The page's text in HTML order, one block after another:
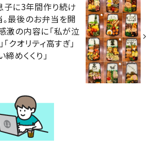
子に3年間作り続け
最後のお弁当を開
激の内容に「私が泣
「クオリティ高すぎ」
締めくくり」